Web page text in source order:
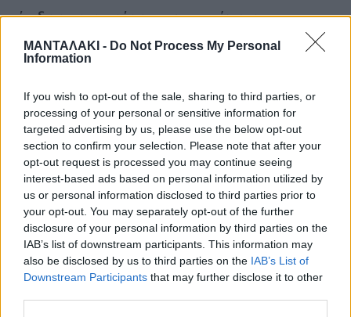
ΜΑΝΤΑΛΑΚΙ - Do Not Process My Personal
Information
If you wish to opt-out of the sale, sharing to third parties, or
processing of your personal or sensitive information for
targeted advertising by us, please use the below opt-out
section to confirm your selection. Please note that after your
opt-out request is processed you may continue seeing
interest-based ads based on personal information utilized by
us or personal information disclosed to third parties prior to
your opt-out. You may separately opt-out of the further
disclosure of your personal information by third parties on the
IAB’s list of downstream participants. This information may
also be disclosed by us to third parties on the IAB’s List of
Downstream Participants that may further disclose it to other
άνδρα, ο οποίος στη συνέχεια
διακομίστηκε με ασθενοφόρο του
νωρίτερα την Τρίτη, 8 Αυγούστου ο
50χρονος άνδρας άφησε την
τελευταία του πνοή.
Οι πληροφορίες αναφέρουν πως
αφορμή για τον καβγά των δύο
ανδρών ήταν η παρατήρηση που